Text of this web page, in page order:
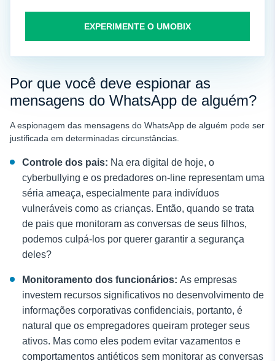
EXPERIMENTE O UMOBIX
Por que você deve espionar as
mensagens do WhatsApp de alguém?
A espionagem das mensagens do WhatsApp de alguém pode ser
justificada em determinadas circunstâncias.
Controle dos pais: Na era digital de hoje, o
cyberbullying e os predadores on-line representam uma
séria ameaça, especialmente para indivíduos
vulneráveis como as crianças. Então, quando se trata
de pais que monitoram as conversas de seus filhos,
podemos culpá-los por querer garantir a segurança
deles?
Monitoramento dos funcionários: As empresas
investem recursos significativos no desenvolvimento de
informações corporativas confidenciais, portanto, é
natural que os empregadores queiram proteger seus
ativos. Mas como eles podem evitar vazamentos e
comportamentos antiéticos sem monitorar as conversas